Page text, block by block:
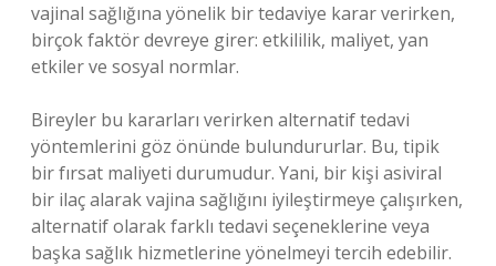
vajinal sağlığına yönelik bir tedaviye karar verirken,
birçok faktör devreye girer: etkililik, maliyet, yan
etkiler ve sosyal normlar.
Bireyler bu kararları verirken alternatif tedavi
yöntemlerini göz önünde bulundururlar. Bu, tipik
bir fırsat maliyeti durumudur. Yani, bir kişi asiviral
bir ilaç alarak vajina sağlığını iyileştirmeye çalışırken,
alternatif olarak farklı tedavi seçeneklerine veya
başka sağlık hizmetlerine yönelmeyi tercih edebilir.